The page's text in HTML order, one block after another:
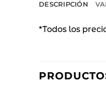
DESCRIPCIÓN
*Todos los